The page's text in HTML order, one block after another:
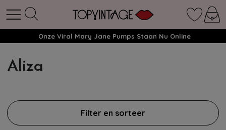
Onze Viral Mary Jane Pumps Staan Nu Online
Aliza
Filter en sorteer